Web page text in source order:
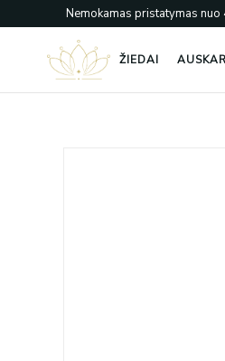
prie
Nemokamas pristatymas nuo
ŽIEDAI